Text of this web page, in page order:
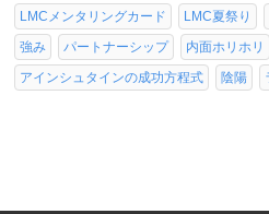
LMCメンタリングカード LMC夏祭り
強み
パートナーシップ
内面ホリホリ
アインシュタインの成功方程式
陰陽